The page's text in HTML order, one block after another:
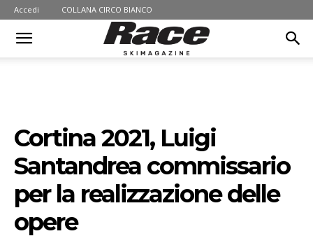
Accedi COLLANA CIRCO BIANCO
Cortina 2021, Luigi
Santandrea commissario
per la realizzazione delle
opere